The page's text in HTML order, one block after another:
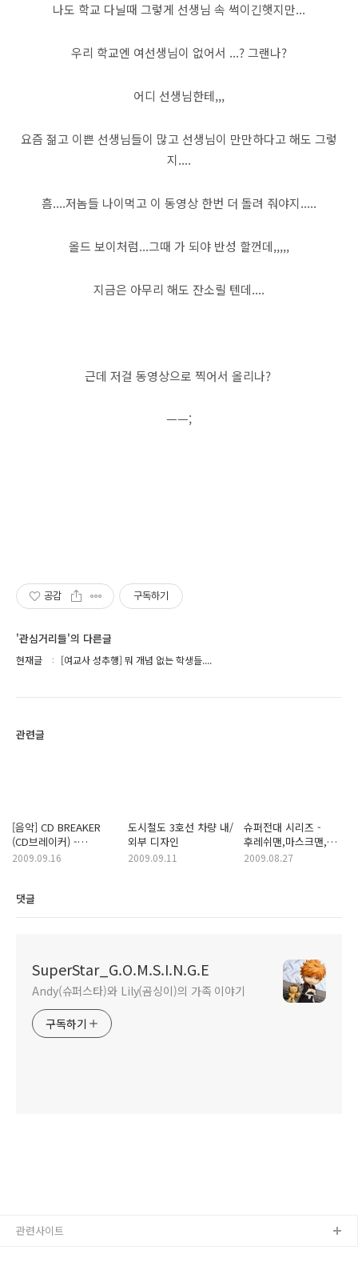
나도 학교 다닐때 그렇게 선생님 속 썩이긴햇지만...
우리 학교엔 여선생님이 없어서 ...? 그랜나?
어디 선생님한테,,,
요즘 젊고 이쁜 선생님들이 많고 선생님이 만만하다고 해도 그렇
지....
흠....저놈들 나이먹고 이 동영상 한번 더 돌려 줘야지.....
올드 보이처럼...그때 가 되야 반성 할껀데,,,,,
지금은 아무리 해도 잔소릴 텐데....
근데 저걸 동영상으로 찍어서 올리나?
ㅡㅡ;
공감 구독하기
'관심거리들'의 다른글
현재글 [여교사 성추행] 뭐 개념 없는 학생들....
관련글
[음악] CD BREAKER
(CD브레이커) -
Heartbreaker
2009.09.16
도시철도 3호선 차량 내/
외부 디자인
2009.09.11
슈퍼전대 시리즈 -
후레쉬맨,마스크맨,
바이오맨 등등
2009.08.27
댓글
SuperStar_G.O.M.S.I.N.G.E
Andy(슈퍼스타)와 Lily(곰싱이)의 가족 이야기
구독하기
관련사이트